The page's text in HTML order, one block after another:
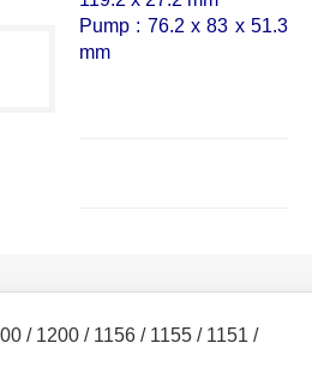
Pump : 76.2 x 83 x 51.3
mm
/ 1200 / 1156 / 1155 / 1151 /